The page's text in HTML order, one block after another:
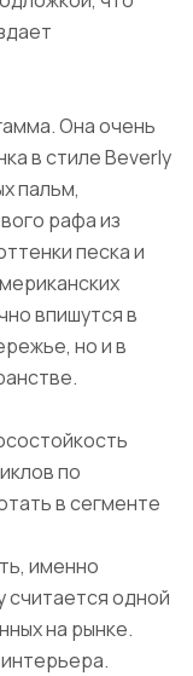
Она очень
в стиле Beverly
пальм,
рафа из
песка и
впишутся в
но и в
по
в сегменте
именно
считается одной
на рынке.